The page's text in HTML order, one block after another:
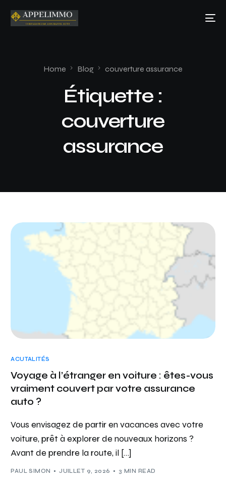
Home Blog couverture assurance
Étiquette :
couverture
assurance
ACUTALITÉS
Voyage à l’étranger en voiture : êtes-vous
vraiment couvert par votre assurance
auto ?
Vous envisagez de partir en vacances avec votre
voiture, prêt à explorer de nouveaux horizons ?
Avant de prendre la route, il […]
PAUL SIMON JUILLET 9, 2026 3 MIN READ